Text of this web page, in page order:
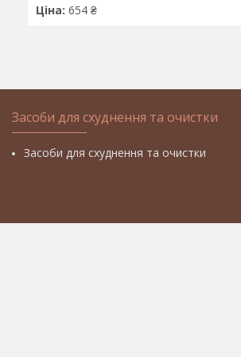
Ціна: 654 ₴
Засоби для схуднення та очистки
Засоби для схуднення та очистки